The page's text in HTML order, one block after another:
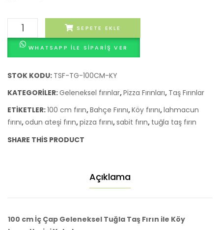
Geleneksel
Tuğla
Kaplama
Fırın
Köy,
Pizza
ve
Çap)
SEPETE EKLE
WHATSAPP ILE SIPARIŞ VER
STOK KODU: TSF-TG-100CM-KY
KATEGORILER:Geleneksel fırınlar,Pizza Fırınları, Taş Fırınlar
ETIKETLER:100 cm fırın,Bahçe Fırını,Köy fırını,lahmacun
fırını,odun ateşi fırın,pizza fırını,sabit fırın, tuğla taş fırın
SHARE THIS PRODUCT
Açıklama
100 cm İç Çap Geleneksel Tuğla Taş Fırın ile Köy